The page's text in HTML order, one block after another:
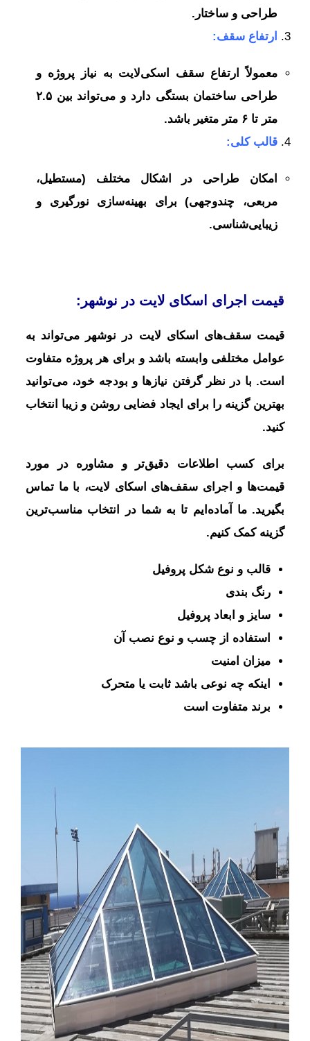
طراحی و ساختار.
ارتفاع سقف:
معمولاً ارتفاع سقف اسکی‌لایت به نیاز پروژه و
طراحی ساختمان بستگی دارد و می‌تواند بین ۲.۵
متر تا ۶ متر متغیر باشد.
قالب کلی:
امکان طراحی در اشکال مختلف (مستطیل،
مربعی، چندوجهی) برای بهینه‌سازی نورگیری و
زیبایی‌شناسی.
قیمت اجرای اسکای لایت در نوشهر:
قیمت سقف‌های اسکای لایت در نوشهر می‌تواند به
عوامل مختلفی وابسته باشد و برای هر پروژه متفاوت
است. با در نظر گرفتن نیازها و بودجه خود، می‌توانید
بهترین گزینه را برای ایجاد فضایی روشن و زیبا انتخاب
کنید.
برای کسب اطلاعات دقیق‌تر و مشاوره در مورد
قیمت‌ها و اجرای سقف‌های اسکای لایت، با ما تماس
بگیرید. ما آماده‌ایم تا به شما در انتخاب مناسب‌ترین
گزینه کمک کنیم.
قالب و نوع شکل پروفیل
رنگ بندی
سایز و ابعاد پروفیل
استفاده از چسب و نوع نصب آن
میزان امنیت
اینکه چه نوعی باشد ثابت یا متحرک
برند متفاوت است